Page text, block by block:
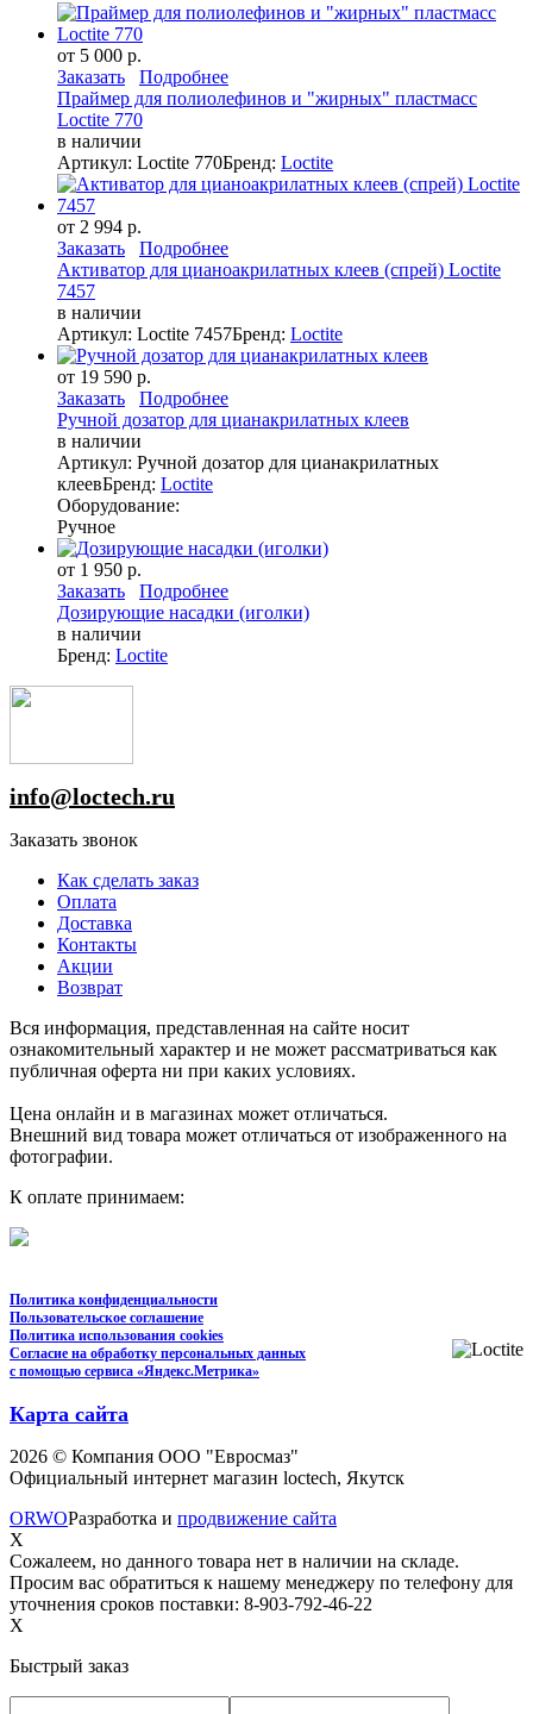
от 5 000 р.
Заказать
Подробнее
Праймер для полиолефинов и "жирных" пластмасс
Loctite 770
в наличии
Артикул: Loctite 770Бренд: Loctite
от 2 994 р.
Заказать
Подробнее
Активатор для цианоакрилатных клеев (спрей) Loctite
7457
в наличии
Артикул: Loctite 7457Бренд: Loctite
от 19 590 р.
Заказать
Подробнее
Ручной дозатор для цианакрилатных клеев
в наличии
Артикул: Ручной дозатор для цианакрилатных
клеевБренд: Loctite
Оборудование:
Ручное
от 1 950 р.
Заказать
Подробнее
Дозирующие насадки (иголки)
в наличии
Бренд: Loctite
info@loctech.ru
Заказать звонок
Как сделать заказ
Оплата
Доставка
Контакты
Акции
Возврат
Вся информация, представленная на сайте носит
ознакомительный характер и не может рассматриваться как
публичная оферта ни при каких условиях.
Цена онлайн и в магазинах может отличаться.
Внешний вид товара может отличаться от изображенного на
фотографии.
К оплате принимаем:
Политика конфиденциальности
Пользовательское соглашение
Политика использования cookies
Согласие на обработку персональных данных
с помощью сервиса «Яндекс.Метрика»
Карта сайта
2026 © Компания ООО "Евросмаз"
Официальный интернет магазин loctech, Якутск
ORWOРазработка и продвижение сайта
X
Сожалеем, но данного товара нет в наличии на складе.
Просим вас обратиться к нашему менеджеру по телефону для
уточнения сроков поставки: 8-903-792-46-22
X
Быстрый заказ